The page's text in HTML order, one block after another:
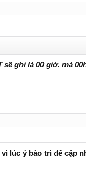
sẽ ghi là 00 giờ. mà
lúc ý bảo trì để cập